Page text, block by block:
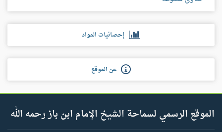
إحصائيات المواد
عن الموقع
الموقع الرسمي لسماحة الشيخ الإمام ابن باز رحمه الله